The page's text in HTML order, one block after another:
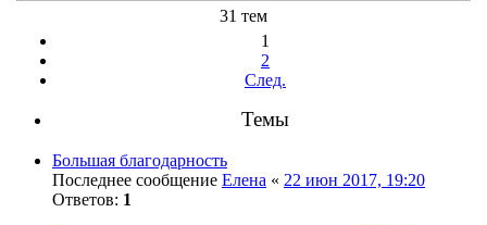
31 тем
1
2
След.
Темы
Большая благодарность
Последнее сообщение Елена « 22 июн 2017, 19:20
Ответов: 1